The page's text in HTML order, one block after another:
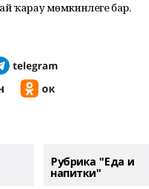
ҡарау мөмкинлеге бар.
Рубрика "Еда и
напитки"